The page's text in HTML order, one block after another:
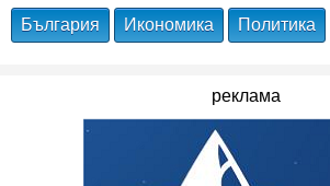
България Икономика Политика
реклама